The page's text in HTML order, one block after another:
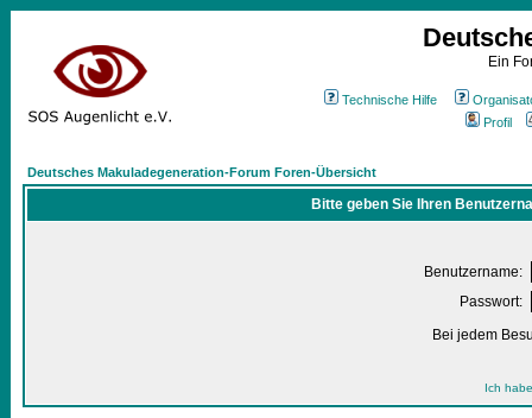
Ein
Technische Hilfe
Profil
Deutsches Makuladegeneration-Forum Foren-Übersicht
Bitte geben Sie Ihren
Benutzername:
Passwort:
Bei jedem
Ich